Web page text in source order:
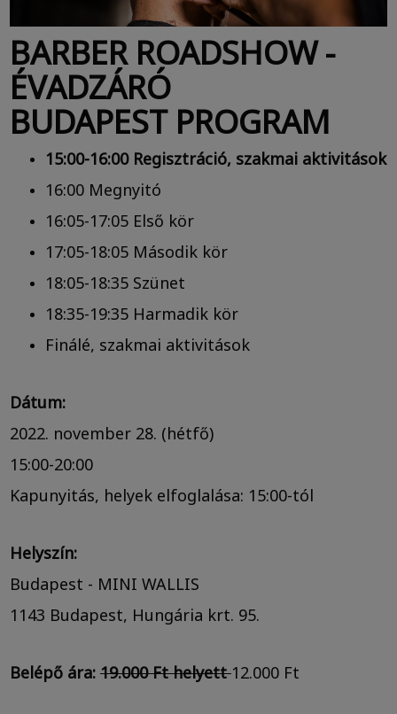
BARBER ROADSHOW -
ÉVADZÁRÓ
BUDAPEST PROGRAM
15:00-16:00 Regisztráció, szakmai aktivitások
16:00 Megnyitó
16:05-17:05 Első kör
17:05-18:05 Második kör
18:05-18:35 Szünet
18:35-19:35 Harmadik kör
Finálé, szakmai aktivitások
Dátum:
2022. november 28. (hétfő)
15:00-20:00
Kapunyitás, helyek elfoglalása: 15:00-tól
Helyszín:
Budapest - MINI WALLIS
1143 Budapest, Hungária krt. 95.
Belépő ára: 19.000 Ft helyett12.000 Ft